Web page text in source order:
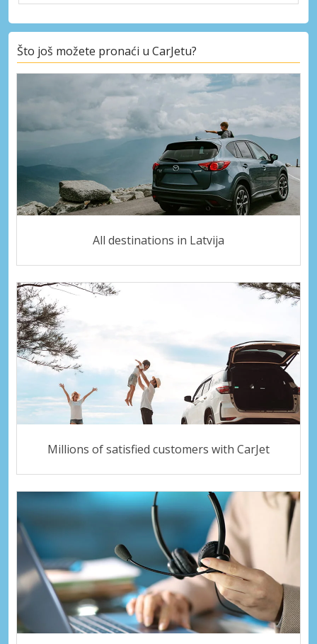
Što još možete pronaći u CarJetu?
All destinations in Latvija
Millions of satisfied customers with CarJet